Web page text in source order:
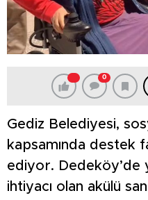
0
Gediz Belediyesi,
kapsamında destek
ediyor. Dedeköy’de
ihtiyacı olan akülü